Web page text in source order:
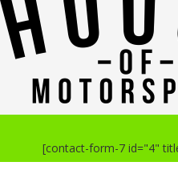
[contact-form-7 id="4"